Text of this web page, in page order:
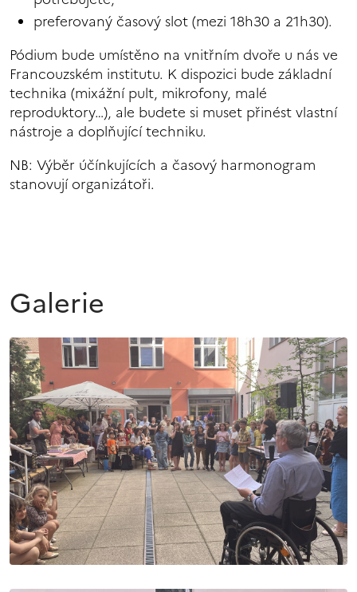
preferovaný časový slot (mezi 18h30 a 21h30).
Pódium bude umístěno na vnitřním dvoře u nás ve
Francouzském institutu. K dispozici bude základní
technika (mixážní pult, mikrofony, malé
reproduktory…), ale budete si muset přinést vlastní
nástroje a doplňující techniku.
NB: Výběr účínkujících a časový harmonogram
stanovují organizátoři.
Galerie